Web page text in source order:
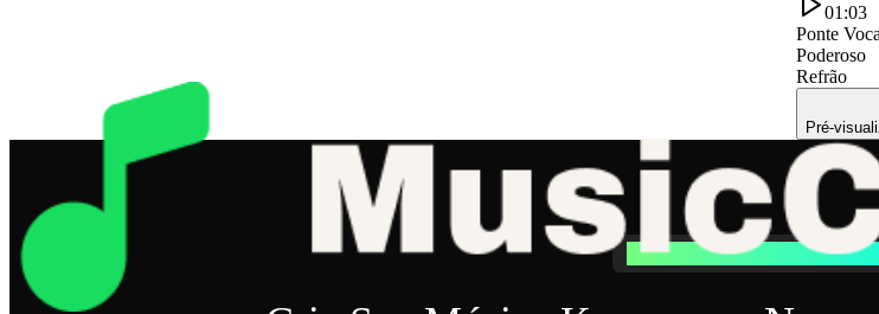
01:03
Ponte
Poderoso
Refrão
Pré-
Por que Escolher Nosso Gerador de